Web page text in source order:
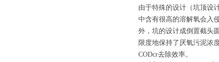
由于特殊的设计（坑顶设
中含有很高的溶解氧会入
外，坑的设计成倒置截头
限度地保持了厌氧污泥浓
CODcr去除效率。